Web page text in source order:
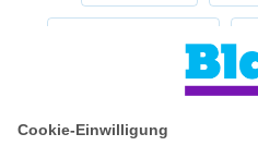
Handyvertrag ohne